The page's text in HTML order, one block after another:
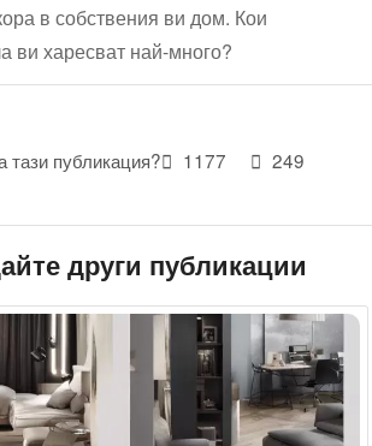
в собствения ви дом. Кои
ви харесват най-много?
тази публикация? 1177 249
други публикации